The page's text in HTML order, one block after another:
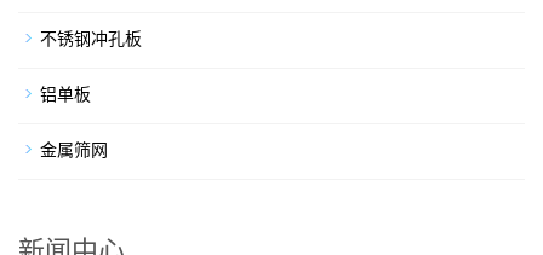
不锈钢冲孔板
铝单板
金属筛网